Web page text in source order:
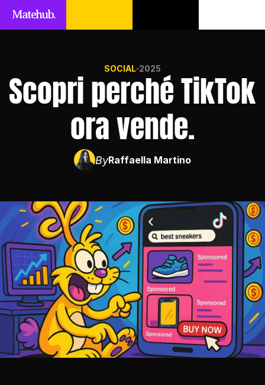
SOCIAL 2025
Scopri perché TikTok
ora vende.
ByRaffaella Martino
Matehub.